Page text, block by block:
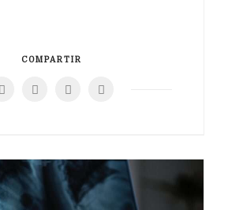
COMPARTIR